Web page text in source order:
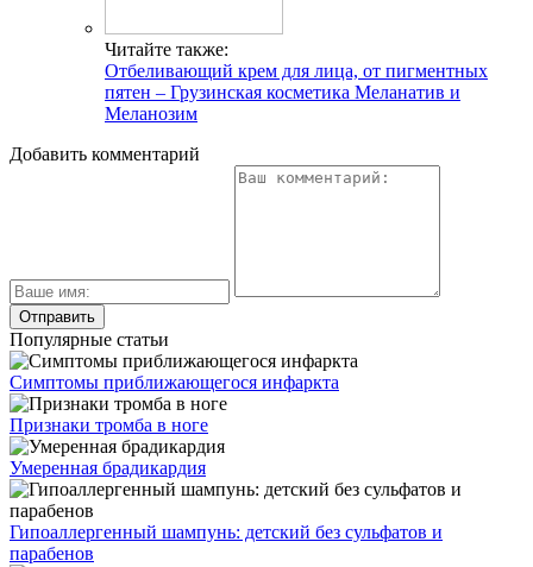
Читайте также:
Отбеливающий крем для лица, от пигментных
пятен – Грузинская косметика Меланатив и
Меланозим
Добавить комментарий
Популярные статьи
Симптомы приближающегося инфаркта
Признаки тромба в ноге
Умеренная брадикардия
Гипоаллергенный шампунь: детский без сульфатов и
парабенов